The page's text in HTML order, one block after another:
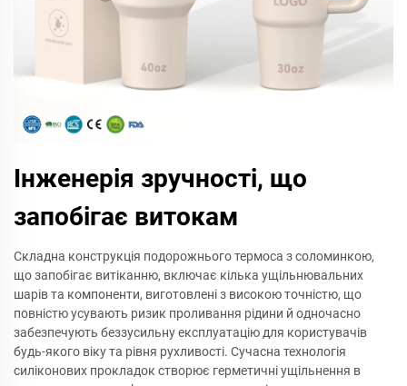
Інженерія зручності, що
запобігає витокам
Складна конструкція подорожнього термоса з соломинкою,
що запобігає витіканню, включає кілька ущільнювальних
шарів та компоненти, виготовлені з високою точністю, що
повністю усувають ризик проливання рідини й одночасно
забезпечують беззусильну експлуатацію для користувачів
будь-якого віку та рівня рухливості. Сучасна технологія
силіконових прокладок створює герметичні ущільнення в